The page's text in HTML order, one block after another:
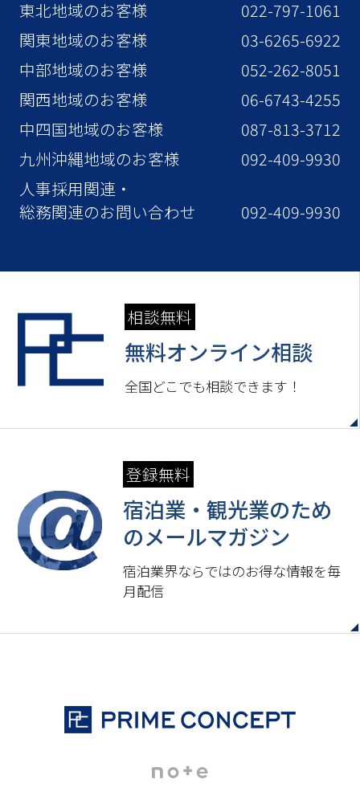
東北地域のお客様
022-797-1061
関東地域のお客様
03-6265-6922
中部地域のお客様
052-262-8051
関西地域のお客様
06-6743-4255
中四国地域のお客様
087-813-3712
九州沖縄地域のお客様
092-409-9930
人事採用関連・
総務関連のお問い合わせ
092-409-9930
相談無料
無料オンライン相談
全国どこでも相談できます！
登録無料
宿泊業・観光業のため
のメールマガジン
宿泊業界ならではのお得な情報を毎
月配信